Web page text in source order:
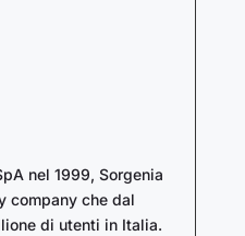
nel 1999, Sorgenia
company che dal
di utenti in Italia.